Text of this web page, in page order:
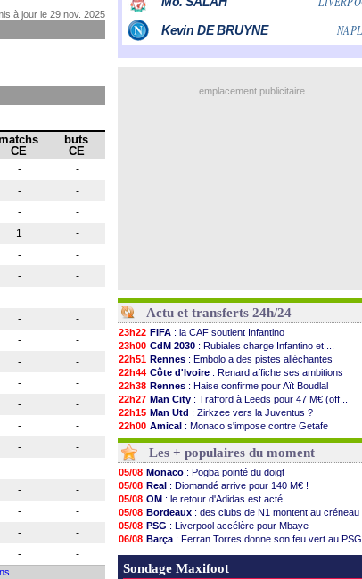
à jour le 29 nov. 2025
CE
buts
CE
-
-
-
-
-
-
1
-
-
-
-
-
-
-
-
-
-
-
-
-
-
-
-
-
-
-
-
-
-
-
-
-
-
-
-
-
- -
emplacement publicitaire
Actu et transferts 24h/24
23h22 FIFA : la CAF soutient Infantino
23h00 CdM 2030 : Rubiales charge Infantino et ...
22h51 Rennes : Embolo a des pistes alléchantes
22h44 Côte d'Ivoire : Renard affiche ses ambitions
22h38 Rennes : Haise confirme pour Aït Boudlal
22h27 Man City : Trafford à Leeds pour 47 M€ (off...
22h15 Man Utd : Zirkzee vers la Juventus ?
22h00 Amical : Monaco s'impose contre Getafe
21h48 Nantes: Der Zakarian et sa relation avec Kita
21h39
OM: le club prêt à libérer Kondogbia ?
21h26 Monaco: le message touchant d'Akliouche
21h05
FIFA: Tebas en remet une couche
20h47
FIFA : l'UEFA maintient la pression
20h30
PSG: Tebas encense Luis Enrique
20h18
Real: Vinicius jusqu'en 2032 (officiel)
20h04
Lyon: Mangala va rejoindre Getafe
19h47
OM: une offre refusée pour Aguerd
19h14 Troyes: Junior Diaz jusqu'en 2030 (officiel)
Les + populaires du moment
05/08 Monaco : Pogba pointé du doigt
05/08 Real : Diomandé arrive pour 140 M€ !
05/08 OM : le retour d'Adidas est acté
05/08 Bordeaux : des clubs de N1 montent au créneau
05/08 PSG : Liverpool accélère pour Mbaye
06/08 Barça : Ferran Torres donne son feu vert au PSG
06/08 Man City: Rodri préfère le Barça au Real !
Sondage Maxifoot